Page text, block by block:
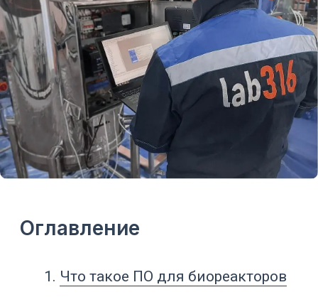
Оглавление
Что такое ПО для биореакторов
Где применяется программное
управление биореактором
Какие задачи решает ПО
биореактора
Из чего состоит система
Какие параметры контролирует
Управление pH
Управление растворенным